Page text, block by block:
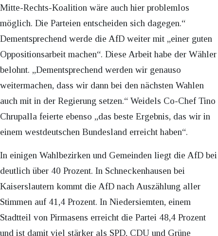
Mitte-Rechts-Koalition wäre auch hier problemlos
möglich. Die Parteien entscheiden sich dagegen.“
Dementsprechend werde die AfD weiter mit „einer guten
Oppositionsarbeit machen“. Diese Arbeit habe der Wähler
belohnt. „Dementsprechend werden wir genauso
weitermachen, dass wir dann bei den nächsten Wahlen
auch mit in der Regierung setzen.“ Weidels Co-Chef Tino
Chrupalla feierte ebenso „das beste Ergebnis, das wir in
einem westdeutschen Bundesland erreicht haben“.
In einigen Wahlbezirken und Gemeinden liegt die AfD bei
deutlich über 40 Prozent. In Schneckenhausen bei
Kaiserslautern kommt die AfD nach Auszählung aller
Stimmen auf 41,4 Prozent. In Niedersiemten, einem
Stadtteil von Pirmasens erreicht die Partei 48,4 Prozent
und ist damit viel stärker als SPD, CDU und Grüne